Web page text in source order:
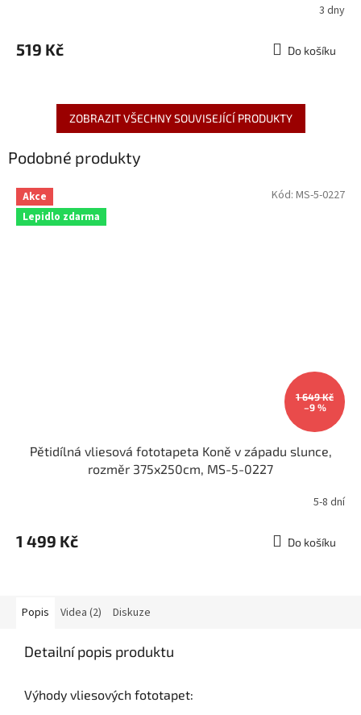
3 dny
519 Kč Do košíku
ZOBRAZIT VŠECHNY SOUVISEJÍCÍ PRODUKTY
Podobné produkty
Akce
Lepidlo zdarma
1 649 Kč
–9 %
Pětidílná vliesová fototapeta Koně v západu slunce,
rozměr 375x250cm, MS-5-0227
5-8 dní
1 499 Kč Do košíku
Kód: MS-5-0227
Popis Videa (2) Diskuze
Detailní popis produktu
Výhody vliesových fototapet: